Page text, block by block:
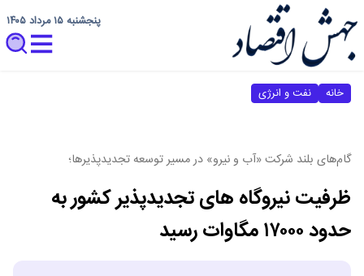
پنجشنبه ۱۵ مرداد ۱۴۰۵
خانه نفت و انرژی
گام‌های بلند شرکت «آب و نیرو» در مسیر توسعه تجدیدپذیرها؛
ظرفیت نیروگاه های تجدیدپذیر کشور به
حدود ۱۷۰۰۰ مگاوات رسید